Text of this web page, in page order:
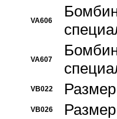
VA606
VA607
VB022
VB026